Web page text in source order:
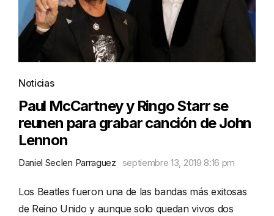
Noticias
Paul McCartney y Ringo Starr se
reunen para grabar canción de John
Lennon
Daniel Seclen Parraguez septiembre 13, 2019 8:16 pm
Los Beatles fueron una de las bandas más exitosas
de Reino Unido y aunque solo quedan vivos dos